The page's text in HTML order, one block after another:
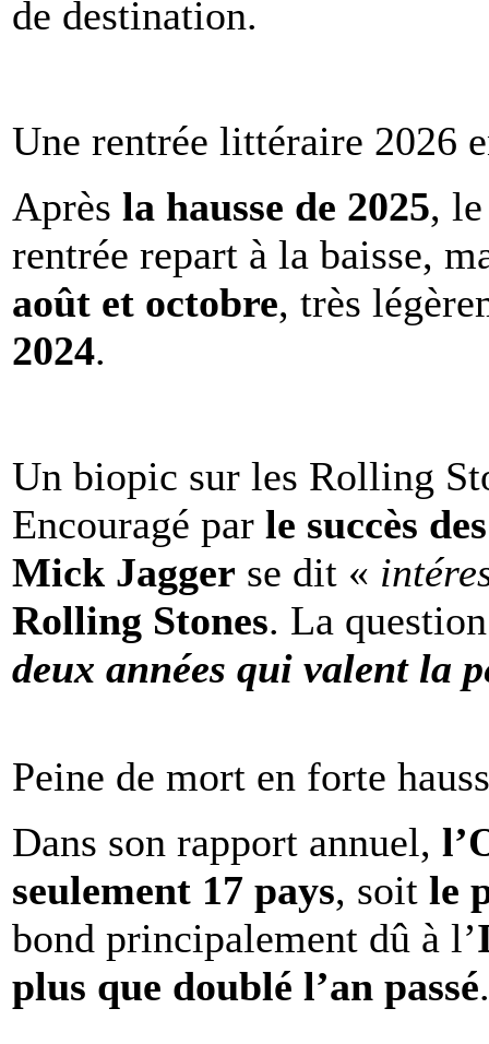
de destination.
Une rentrée littéraire 2026
Après la hausse de 2025,
rentrée repart à la baisse,
août et octobre, très
2024.
Un biopic sur les Rolling
Encouragé par le succès
Mick Jagger se dit «
Rolling Stones. La
deux années qui valent la
Peine de mort en forte
Dans son rapport annuel,
seulement 17 pays, soit le
bond principalement dû à l’
plus que doublé l’an passé.